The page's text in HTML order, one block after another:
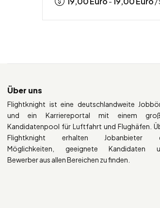
Über uns
Flightknight ist eine deutschlandweite
und ein Karriereportal mit einem
Kandidatenpool für Luftfahrt und Flughäfen.
Flightknight erhalten Jobanbieter
Möglichkeiten, geeignete Kandidaten
Bewerber aus allen Bereichen zu finden.